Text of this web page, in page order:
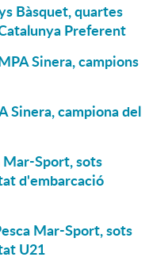
Bàsquet, quartes
Preferent
Sinera, campions
Sinera, campiona del
Mar-Sport, sots
d'embarcació
Mar-Sport, sots
U21